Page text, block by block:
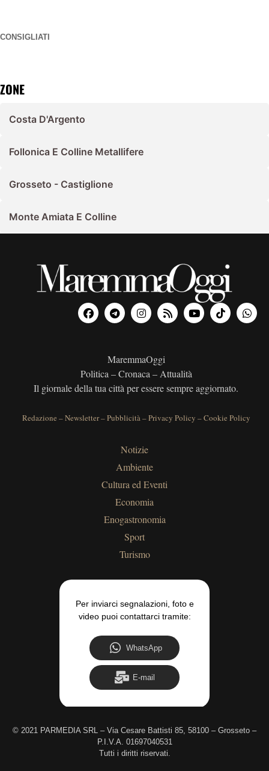
CONSIGLIATI
ZONE
Costa D'Argento
Follonica E Colline Metallifere
Grosseto - Castiglione
Monte Amiata E Colline
MaremmaOggi
Politica – Cronaca – Attualità
Il giornale della tua città per essere sempre aggiornato.
Redazione –Newsletter–Pubblicità–Privacy Policy –Cookie Policy
Notizie
Ambiente
Cultura ed Eventi
Economia
Enogastronomia
Sport
Turismo
Per inviarci segnalazioni, foto e
video puoi contattarci tramite:
WhatsApp
E-mail
© 2021 PARMEDIA SRL – Via Cesare Battisti 85, 58100 – Grosseto –
P.I.V.A. 01697040531
Tutti i diritti riservati.